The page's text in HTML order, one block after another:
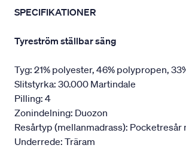
SPECIFIKATIONER
Tyreström ställbar säng
Tyg: 21% polyester, 46% polypropen,
Slitstyrka: 30.000 Martindale
Pilling: 4
Zonindelning: Duozon
Resårtyp (mellanmadrass): Pocketresår
Underrede: Träram